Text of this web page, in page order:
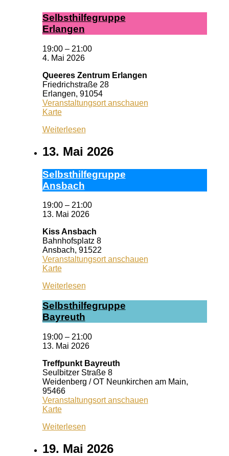
Selbst­hil­fe­grup­pe
Er­lan­gen
19:00 – 21:00
4. Mai 2026
Queeres Zentrum Erlangen
Friedrichstraße 28
Erlangen, 91054
Veranstaltungsort anschauen
KarteQueeres
Erlangen
Weiterlesen
13. Mai 2026
Selbst­hil­fe­grup­pe
Ans­bach
19:00 – 21:00
13. Mai 2026
Kiss Ansbach
Bahnhofsplatz 8
Ansbach, 91522
Veranstaltungsort anschauen
KarteKiss
Weiterlesen
Selbst­hil­fe­grup­pe
Bay­reuth
19:00 – 21:00
13. Mai 2026
Treffpunkt Bayreuth
Seulbitzer Straße 8
Weidenberg / OT Neunkirchen am Main,
95466
Veranstaltungsort anschauen
KarteTreffpunkt
Weiterlesen
19. Mai 2026